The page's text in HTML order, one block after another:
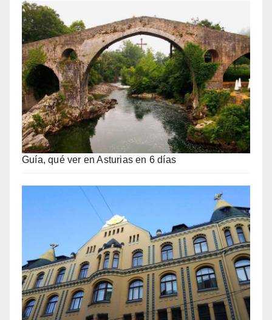
Guía, qué ver en Asturias en 6 días